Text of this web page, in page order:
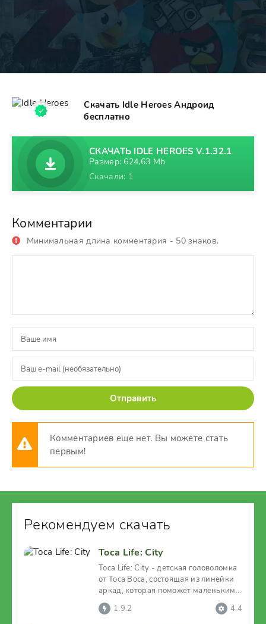
Скачать Idle Heroes Андроид
бесплатно
СКАЧАТЬ IDLE HEROES V.1.32.1
Размер: 624,63 Mb
Скачали: 1
Комментарии
Минимальная длина комментария - 50 знаков.
Отправить
Комментариев еще нет. Вы можете стать
первым!
Рекомендуем скачать
Toca Life: City
Toca Life: City - детская головоломка
от Toca Boca, состоящая из линейки
аркад, которая поможет маленьким
игрокам, не
1.9.2 4.4